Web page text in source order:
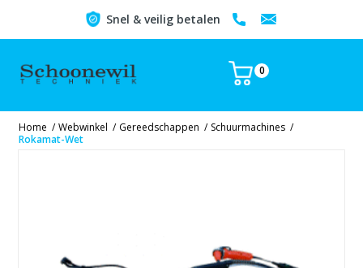
Snel & veilig betalen
0
Home / Webwinkel / Gereedschappen / Schuurmachines /
Rokamat-Wet